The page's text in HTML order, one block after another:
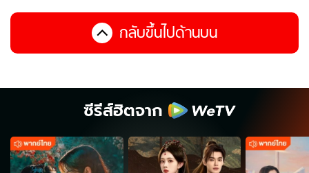
กลับขึ้นไปด้านบน
ซีรีส์ฮิตจาก